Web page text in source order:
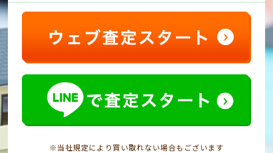
※当社規定により買い取れない場合もございます